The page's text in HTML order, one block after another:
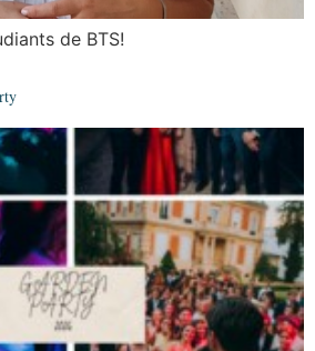
de BTS!